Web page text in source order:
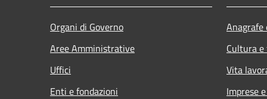
Organi di Governo
Aree Amministrative
Uffici
Enti e fondazioni
Cultura
Vita
Imprese